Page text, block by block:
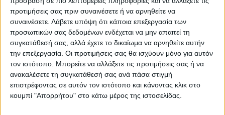
προτιμήσεις σας πριν συναινέσετε ή να αρνηθείτε να
συναινέσετε. Λάβετε υπόψη ότι κάποια επεξεργασία των
προσωπικών σας δεδομένων ενδέχεται να μην απαιτεί τη
συγκατάθεσή σας, αλλά έχετε το δικαίωμα να αρνηθείτε αυτήν
την επεξεργασία. Οι προτιμήσεις σας θα ισχύουν μόνο για αυτόν
τον ιστότοπο. Μπορείτε να αλλάξετε τις προτιμήσεις σας ή να
ανακαλέσετε τη συγκατάθεσή σας ανά πάσα στιγμή
επιστρέφοντας σε αυτόν τον ιστότοπο και κάνοντας κλικ στο
κουμπί "Απορρήτου" στο κάτω μέρος της ιστοσελίδας.